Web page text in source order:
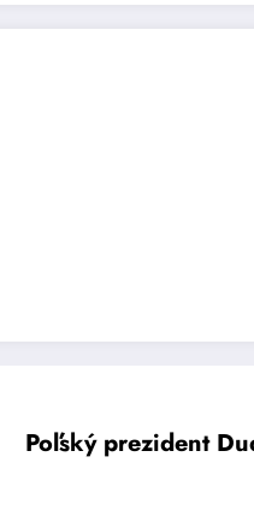
Poľský prezident